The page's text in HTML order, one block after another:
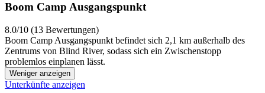
Boom Camp Ausgangspunkt
8.0/10 (13 Bewertungen)
Boom Camp Ausgangspunkt befindet sich 2,1 km außerhalb des
Zentrums von Blind River, sodass sich ein Zwischenstopp
problemlos einplanen lässt.
Weniger anzeigen
Unterkünfte anzeigen